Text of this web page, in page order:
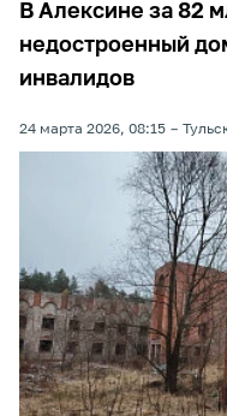
В Алексине за 82
недостроенный
инвалидов
24 марта 2026, 08:15